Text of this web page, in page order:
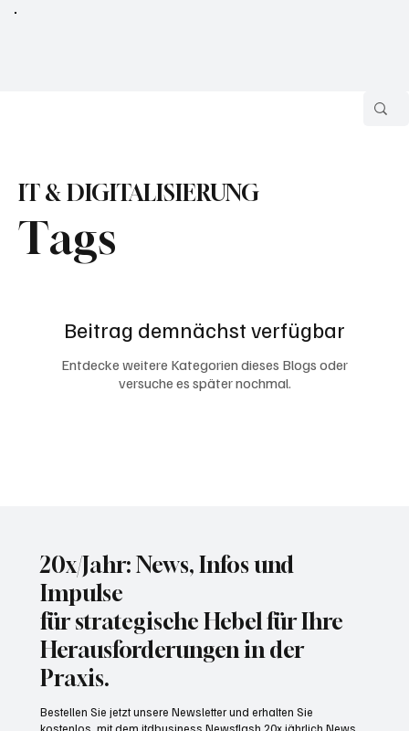
Tags
IT & DIGITALISIERUNG
Beitrag demnächst verfügbar
Entdecke weitere Kategorien dieses Blogs oder
versuche es später nochmal.
20x/Jahr: News, Infos und
Impulse
für strategische Hebel für Ihre
Herausforderungen in der
Praxis.
Bestellen Sie jetzt unsere Newsletter und erhalten Sie